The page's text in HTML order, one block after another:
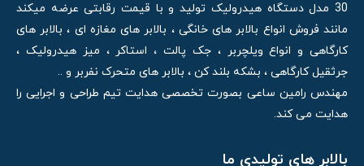
30 مدل دستگاه هیدرولیک تولید و با قیمت رقابتی عرضه میکند
مانند فروش انواع بالابر های خانگی ، بالابر های مغازه ای ، بالابر های
کارگاهی و انواع ویلچربر ، جک پالت ، استاکر ، میز هیدرولیک ،
جرثقیل کارگاهی ، بشکه بلند کن ، بالابر های متحرک نفربر و ..
مهندس رامین ساعی بصورت تخصصی هدایت تیم طراحی و اجرایی را
هدایت می کند.
بالابر های تولیدی ما